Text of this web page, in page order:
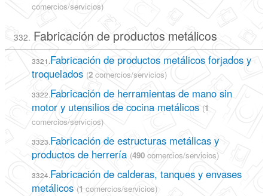
comercios/servicios)
332. Fabricación de productos metálicos
3321.Fabricación de productos metálicos forjados y
troquelados (2 comercios/servicios)
3322.Fabricación de herramientas de mano sin
motor y utensilios de cocina metálicos (1
comercios/servicios)
3323.Fabricación de estructuras metálicas y
productos de herrería (490 comercios/servicios)
3324.Fabricación de calderas, tanques y envases
metálicos (1 comercios/servicios)